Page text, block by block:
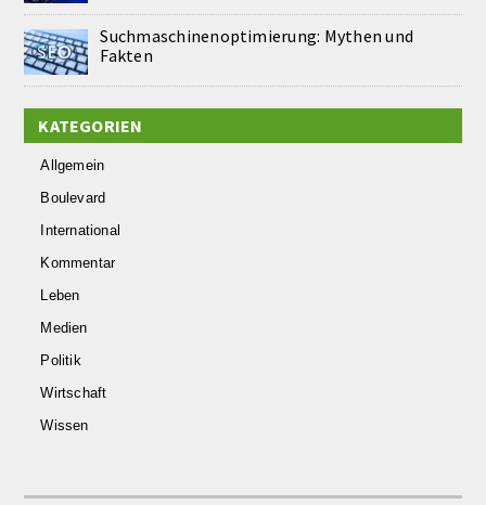
Suchmaschinenoptimierung: Mythen und
Fakten
KATEGORIEN
Allgemein
Boulevard
International
Kommentar
Leben
Medien
Politik
Wirtschaft
Wissen